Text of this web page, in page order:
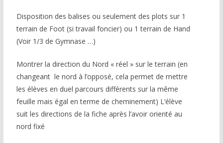
Disposition des balises ou seulement des plots sur 1
terrain de Foot (si travail foncier) ou 1 terrain de Hand
(Voir 1/3 de Gymnase …)
Montrer la direction du Nord « réel » sur le terrain (en
changeant le nord à l’opposé, cela permet de mettre
les élèves en duel parcours différents sur la même
feuille mais égal en terme de cheminement) L’élève
suit les directions de la fiche après l’avoir orienté au
nord fixé